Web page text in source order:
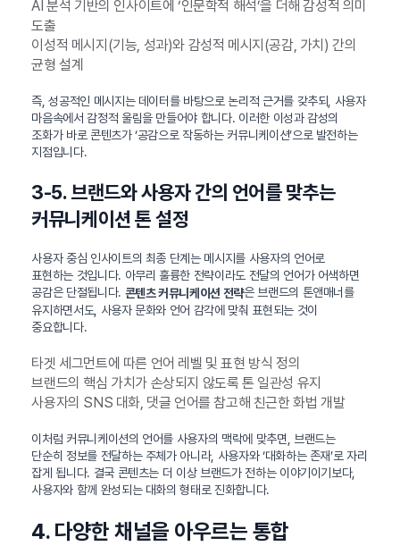
AI 분석 기반의 인사이트에 ‘인문학적 해석’을 더해 감성적 의미
도출
이성적 메시지(기능, 성과)와 감성적 메시지(공감, 가치) 간의
균형 설계
즉, 성공적인 메시지는 데이터를 바탕으로 논리적 근거를 갖추되, 사용자
마음속에서 감정적 울림을 만들어야 합니다. 이러한 이성과 감성의
조화가 바로 콘텐츠가 ‘공감으로 작동하는 커뮤니케이션’으로 발전하는
지점입니다.
3-5. 브랜드와 사용자 간의 언어를 맞추는
커뮤니케이션 톤 설정
사용자 중심 인사이트의 최종 단계는 메시지를 사용자의 언어로
표현하는 것입니다. 아무리 훌륭한 전략이라도 전달의 언어가 어색하면
공감은 단절됩니다. 콘텐츠 커뮤니케이션 전략은 브랜드의 톤앤매너를
유지하면서도, 사용자 문화와 언어 감각에 맞춰 표현되는 것이
중요합니다.
타겟 세그먼트에 따른 언어 레벨 및 표현 방식 정의
브랜드의 핵심 가치가 손상되지 않도록 톤 일관성 유지
사용자의 SNS 대화, 댓글 언어를 참고해 친근한 화법 개발
이처럼 커뮤니케이션의 언어를 사용자의 맥락에 맞추면, 브랜드는
단순히 정보를 전달하는 주체가 아니라, 사용자와 ‘대화하는 존재’로 자리
잡게 됩니다. 결국 콘텐츠는 더 이상 브랜드가 전하는 이야기이기보다,
사용자와 함께 완성되는 대화의 형태로 진화합니다.
4. 다양한 채널을 아우르는 통합